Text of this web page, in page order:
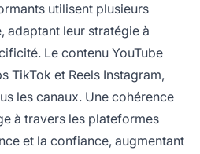
utilisent plusieurs
adaptant leur stratégie à
Le contenu YouTube
TikTok et Reels Instagram,
les canaux. Une cohérence
à travers les plateformes
et la confiance, augmentant